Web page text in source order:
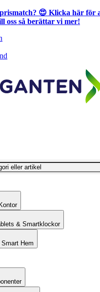
😍 Klicka här för
oss så berättar vi mer!
& Smartklockor
Hem